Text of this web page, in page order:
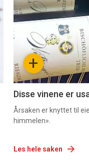
akkurat
nå
2 +
Disse vinene er
Årsaken er knyttet til
himmelen».
Les hele saken